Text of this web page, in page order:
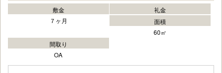
敷金
７ヶ月
礼金
面積
60㎡
間取り
OA